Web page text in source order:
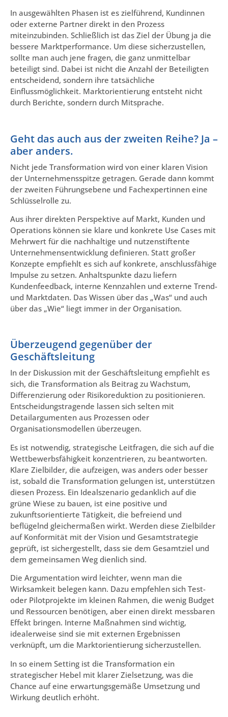
In ausgewählten Phasen ist es zielführend, Kundinnen
oder externe Partner direkt in den Prozess
miteinzubinden. Schließlich ist das Ziel der Übung ja die
bessere Marktperformance. Um diese sicherzustellen,
sollte man auch jene fragen, die ganz unmittelbar
beteiligt sind. Dabei ist nicht die Anzahl der Beteiligten
entscheidend, sondern ihre tatsächliche
Einflussmöglichkeit. Marktorientierung entsteht nicht
durch Berichte, sondern durch Mitsprache.
Geht das auch aus der zweiten Reihe? Ja –
aber anders.
Nicht jede Transformation wird von einer klaren Vision
der Unternehmensspitze getragen. Gerade dann kommt
der zweiten Führungsebene und Fachexpertinnen eine
Schlüsselrolle zu.
Aus ihrer direkten Perspektive auf Markt, Kunden und
Operations können sie klare und konkrete Use Cases mit
Mehrwert für die nachhaltige und nutzenstiftente
Unternehmensentwicklung definieren. Statt großer
Konzepte empfiehlt es sich auf konkrete, anschlussfähige
Impulse zu setzen. Anhaltspunkte dazu liefern
Kundenfeedback, interne Kennzahlen und externe Trend-
und Marktdaten. Das Wissen über das „Was“ und auch
über das „Wie“ liegt immer in der Organisation.
Überzeugend gegenüber der
Geschäftsleitung
In der Diskussion mit der Geschäftsleitung empfiehlt es
sich, die Transformation als Beitrag zu Wachstum,
Differenzierung oder Risikoreduktion zu positionieren.
Entscheidungstragende lassen sich selten mit
Detailargumenten aus Prozessen oder
Organisationsmodellen überzeugen.
Es ist notwendig, strategische Leitfragen, die sich auf die
Wettbewerbsfähigkeit konzentrieren, zu beantworten.
Klare Zielbilder, die aufzeigen, was anders oder besser
ist, sobald die Transformation gelungen ist, unterstützen
diesen Prozess. Ein Idealszenario gedanklich auf die
grüne Wiese zu bauen, ist eine positive und
zukunftsorientierte Tätigkeit, die befreiend und
beflügelnd gleichermaßen wirkt. Werden diese Zielbilder
auf Konformität mit der Vision und Gesamtstrategie
geprüft, ist sichergestellt, dass sie dem Gesamtziel und
dem gemeinsamen Weg dienlich sind.
Die Argumentation wird leichter, wenn man die
Wirksamkeit belegen kann. Dazu empfehlen sich Test-
oder Pilotprojekte im kleinen Rahmen, die wenig Budget
und Ressourcen benötigen, aber einen direkt messbaren
Effekt bringen. Interne Maßnahmen sind wichtig,
idealerweise sind sie mit externen Ergebnissen
verknüpft, um die Marktorientierung sicherzustellen.
In so einem Setting ist die Transformation ein
strategischer Hebel mit klarer Zielsetzung, was die
Chance auf eine erwartungsgemäße Umsetzung und
Wirkung deutlich erhöht.